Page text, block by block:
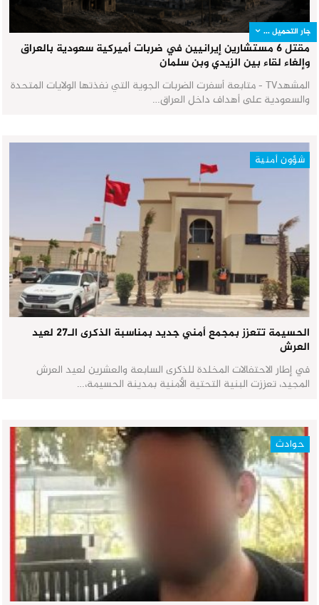
مقتل 6 مستشارين إيرانيين في ضربات أميركية سعودية بالعراق
وإلغاء لقاء بين الزيدي وبن سلمان
المشهدTV - متابعة أسفرت الضربات الجوية التي نفذتها الولايات المتحدة
والسعودية على أهداف داخل العراق…
شؤون أمنية
الحسيمة تتعزز بمجمع أمني جديد بمناسبة الذكرى الـ27 لعيد
العرش
في إطار الاحتفالات المخلدة للذكرى السابعة والعشرين لعيد العرش
المجيد، تعززت البنية التحتية الأمنية بمدينة الحسيمة،…
حوادث
جار التحميل ...